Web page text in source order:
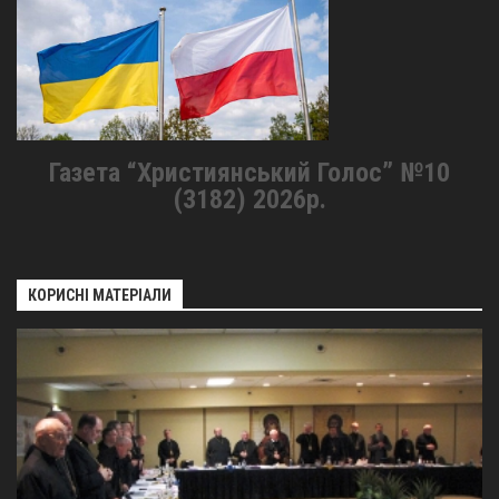
Газета “Християнський Голос” №10
(3182) 2026р.
КОРИСНІ МАТЕРІАЛИ